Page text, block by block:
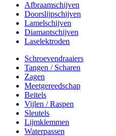
Afbraamschijven
Doorslijpschijven
Lamelschijven
Diamantschijven
Laselektroden
Schroevendraaiers
Tangen / Scharen
Zagen
Meetgereedschap
Beitels
Vijlen / Raspen
Sleutels
Lijmklemmen
Waterpassen